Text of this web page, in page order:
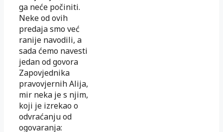
ga neće počiniti.
Neke od ovih
predaja smo već
ranije navodili, a
sada ćemo navesti
jedan od govora
Zapovjednika
pravovjernih Alija,
mir neka je s njim,
koji je izrekao o
odvraćanju od
ogovaranja: